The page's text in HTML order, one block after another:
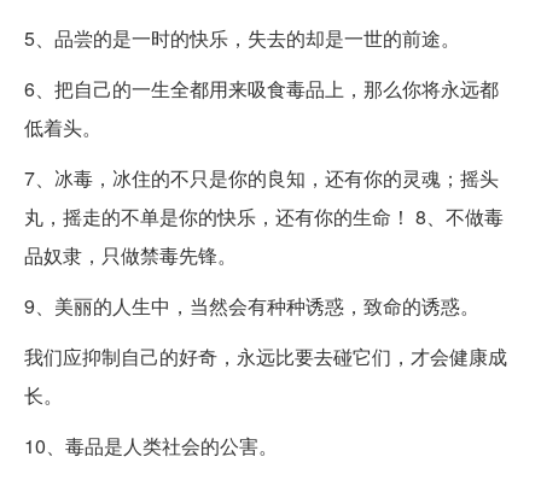
5、品尝的是一时的快乐，失去的却是一世的前途。
6、把自己的一生全都用来吸食毒品上，那么你将永远都
低着头。
7、冰毒，冰住的不只是你的良知，还有你的灵魂；摇头
丸，摇走的不单是你的快乐，还有你的生命！ 8、不做毒
品奴隶，只做禁毒先锋。
9、美丽的人生中，当然会有种种诱惑，致命的诱惑。
我们应抑制自己的好奇，永远比要去碰它们，才会健康成
长。
10、毒品是人类社会的公害。